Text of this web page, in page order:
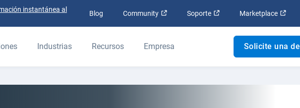
instantánea al
Blog Community Abrir en una nueva ventana
Soporte Abrir en una nueva ventana
Marketplace
Industrias Recursos Empresa Solicite una